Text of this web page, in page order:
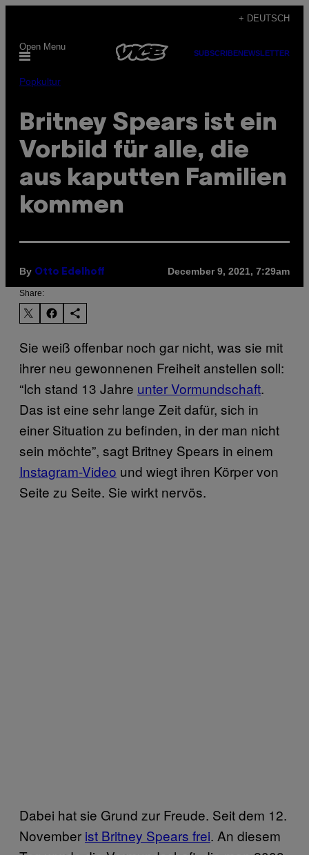
content
+ DEUTSCH
Open Menu
SUBSCRIBENEWSLETTER
Popkultur
Britney Spears ist ein
Vorbild für alle, die
aus kaputten Familien
kommen
By Otto Edelhoff December 9, 2021, 7:29am
Share:
Sie weiß offenbar noch gar nicht, was sie mit
ihrer neu gewonnenen Freiheit anstellen soll:
“Ich stand 13 Jahre unter Vormundschaft.
Das ist eine sehr lange Zeit dafür, sich in
einer Situation zu befinden, in der man nicht
sein möchte”, sagt Britney Spears in einem
Instagram-Video und wiegt ihren Körper von
Seite zu Seite. Sie wirkt nervös.
Dabei hat sie Grund zur Freude. Seit dem 12.
November ist Britney Spears frei. An diesem